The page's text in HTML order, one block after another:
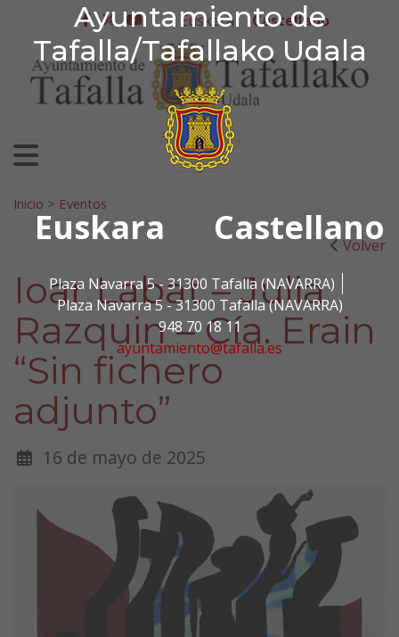
Ayuntamiento de
Tafalla/Tafallako Udala
Euskara Castellano
Plaza Navarra 5 - 31300 Tafalla (NAVARRA)
Plaza Navarra 5 - 31300 Tafalla (NAVARRA)
948 70 18 11
ayuntamiento@tafalla.es
Ir al contenido
Ayuntamiento de
facebook
twitter
youtube
Euskera Castellano
Search for:
Inicio > Eventos
Volver
Ioar Labat – Julia
Razquin – Cía. Erain
“Sin fichero
adjunto”
16 de mayo de 2025